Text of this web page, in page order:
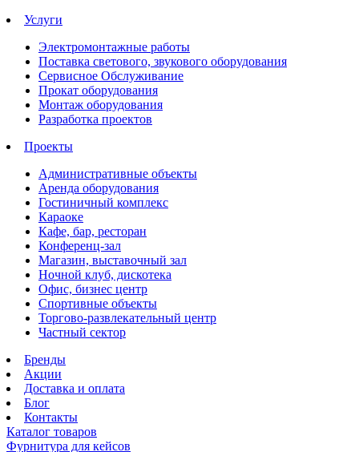
Услуги
Электромонтажные работы
Поставка светового, звукового оборудования
Сервисное Обслуживание
Прокат оборудования
Монтаж оборудования
Разработка проектов
Проекты
Административные объекты
Аренда оборудования
Гостиничный комплекс
Караоке
Кафе, бар, ресторан
Конференц-зал
Магазин, выставочный зал
Ночной клуб, дискотека
Офис, бизнес центр
Спортивные объекты
Торгово-развлекательный центр
Частный сектор
Бренды
Акции
Доставка и оплата
Блог
Контакты
Каталог товаров
Фурнитура для кейсов